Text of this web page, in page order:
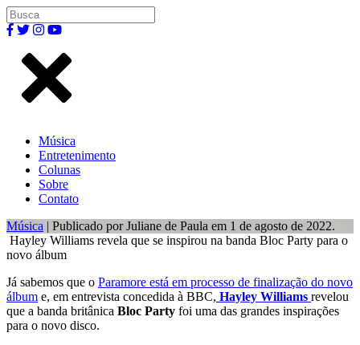
Música
Entretenimento
Colunas
Sobre
Contato
Música | Publicado por Juliane de Paula em 1 de agosto de 2022.
Hayley Williams revela que se inspirou na banda Bloc Party para o
novo álbum
Já sabemos que o Paramore está em processo de finalização do novo
álbum e, em entrevista concedida à BBC, Hayley Williams revelou
que a banda britânica Bloc Party foi uma das grandes inspirações
para o novo disco.